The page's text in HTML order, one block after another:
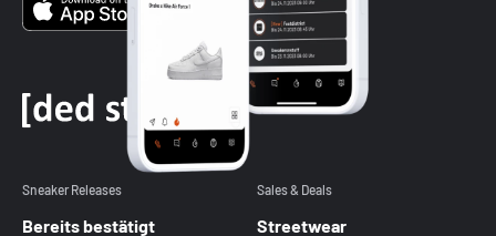
Sneaker Releases
Bereits bestätigt
Sales & Deals
Streetwear